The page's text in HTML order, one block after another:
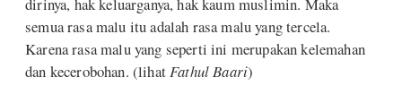
dirinya, hak keluarganya, hak kaum muslimin. Maka
semua rasa malu itu adalah rasa malu yang tercela.
Karena rasa malu yang seperti ini merupakan kelemahan
dan kecerobohan. (lihatFathul Baari)